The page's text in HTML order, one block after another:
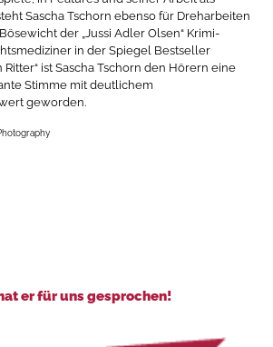
Sascha Tschorn ebenso für Dreharbeiten
der „Jussi Adler Olsen“ Krimi-
in der Spiegel Bestseller
ist Sascha Tschorn den Hörern eine
Stimme mit deutlichem
geworden.
er für uns gesprochen!